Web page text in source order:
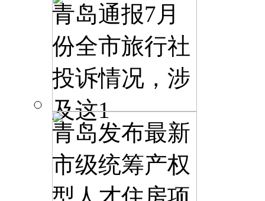
青岛通报7月
份全市旅行社
投诉情况，涉
及这1
青岛发布最新
市级统筹产权